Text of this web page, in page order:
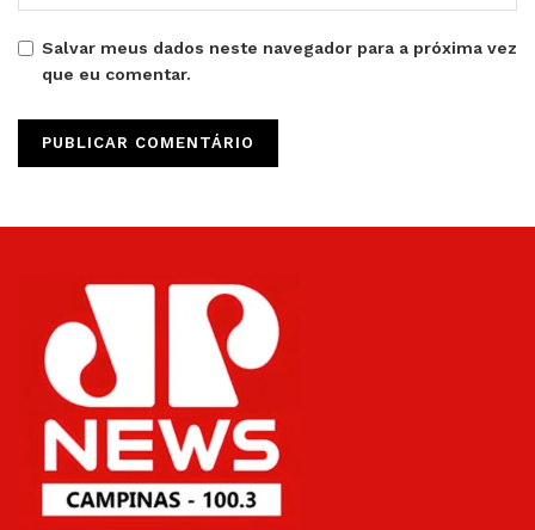
Salvar meus dados neste navegador para a próxima vez
que eu comentar.